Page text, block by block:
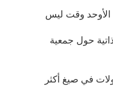
الأوحد وقت ليس
حول جمعية
في صيغ أكثر